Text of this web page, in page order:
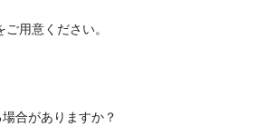
用意ください。
合がありますか？